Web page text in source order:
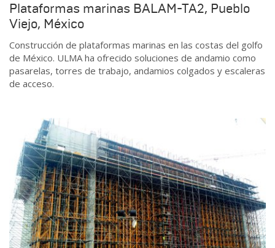
Plataformas marinas BALAM-TA2, Pueblo
Viejo, México
Construcción de plataformas marinas en las costas del golfo
de México. ULMA ha ofrecido soluciones de andamio como
pasarelas, torres de trabajo, andamios colgados y escaleras
de acceso.